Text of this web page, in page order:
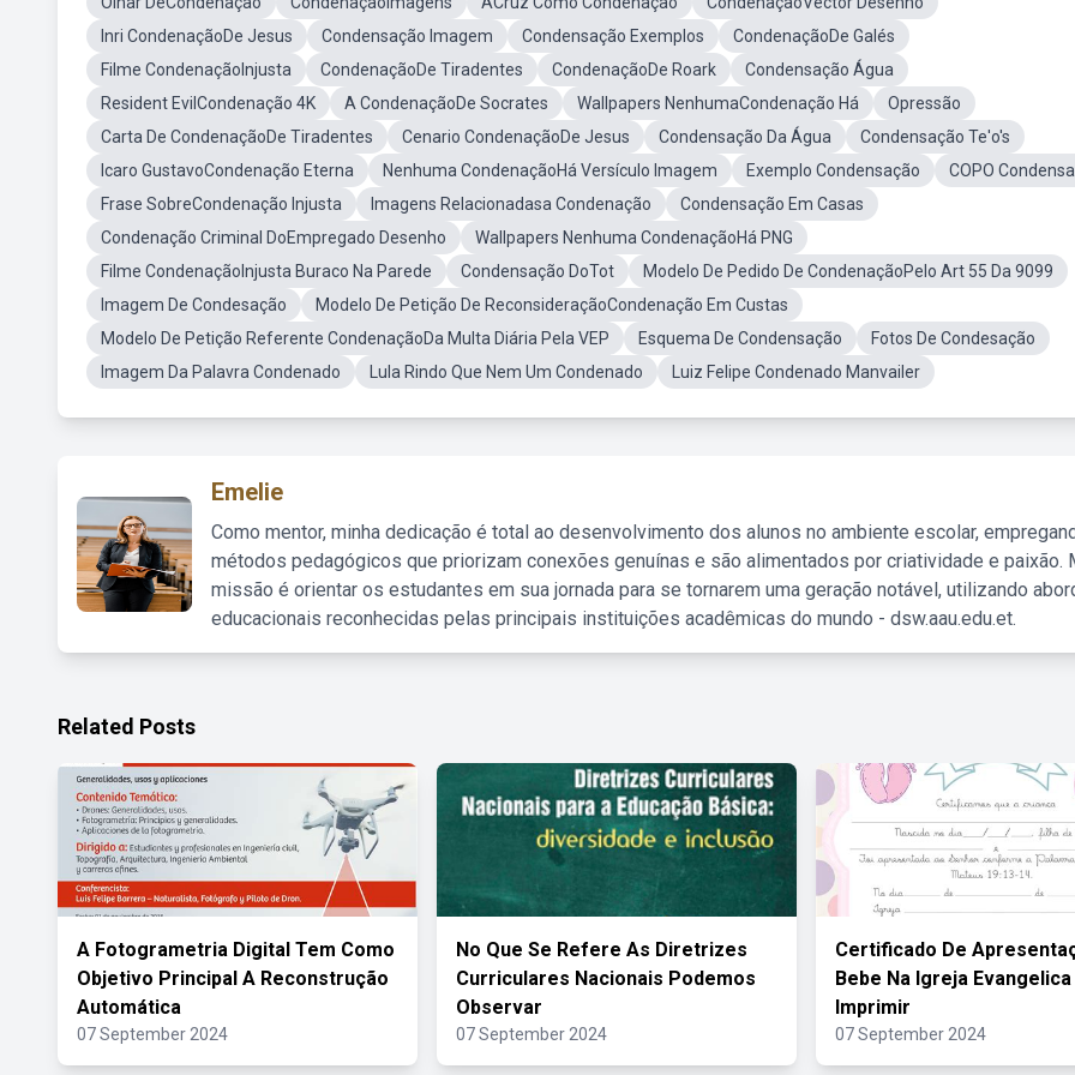
Inri CondenaçãoDe Jesus
Condensação Imagem Condensação Exemplos
CondenaçãoDe Galés
Filme CondenaçãoInjusta
CondenaçãoDe Tiradentes CondenaçãoDe Roark
Condensação Água
Resident EvilCondenação 4K
A CondenaçãoDe Socrates Wallpapers NenhumaCondenação Há
Opressão
Carta De CondenaçãoDe Tiradentes
Cenario CondenaçãoDe Jesus Condensação Da Água
Condensação Te'o's
Icaro GustavoCondenação Eterna
Nenhuma CondenaçãoHá Versículo Imagem Exemplo Condensação
COPO
Frase SobreCondenação Injusta
Imagens Relacionadasa Condenação
Condensação Em Casas
Condenação Criminal DoEmpregado Desenho
Wallpapers Nenhuma CondenaçãoHá PNG
Filme CondenaçãoInjusta Buraco Na Parede
Condensação DoTot
Modelo De Pedido De CondenaçãoPelo Art 55 Da 9099
Imagem De Condesação
Modelo De Petição De ReconsideraçãoCondenação Em Custas
Modelo De Petição Referente CondenaçãoDa Multa Diária Pela VEP
Esquema De Condensação
Fotos De Condesação
Imagem Da Palavra Condenado
Lula Rindo Que Nem Um Condenado Luiz Felipe Condenado Manvailer
Emelie
Como mentor, minha dedicação é total ao desenvolvimento dos alunos no ambiente escolar,
métodos pedagógicos que priorizam conexões genuínas e são alimentados por criatividade e paixão.
missão é orientar os estudantes em sua jornada para se tornarem uma geração notável, utilizando
educacionais reconhecidas pelas principais instituições acadêmicas do mundo - dsw.aau.edu.et.
Related Posts
A Fotogrametria Digital Tem Como
Objetivo Principal A Reconstrução
Automática
07 September 2024
No Que Se Refere As Diretrizes
Curriculares Nacionais Podemos
Observar
07 September 2024
Certificado De
Bebe Na Igreja
Imprimir
07 September 2024